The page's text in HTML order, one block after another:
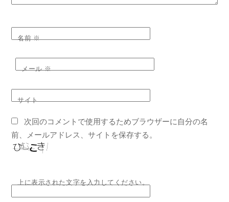
名前※
メール※
サイト
次回のコメントで使用するためブラウザーに自分の名
前、メールアドレス、サイトを保存する。
上に表示された文字を入力してください。